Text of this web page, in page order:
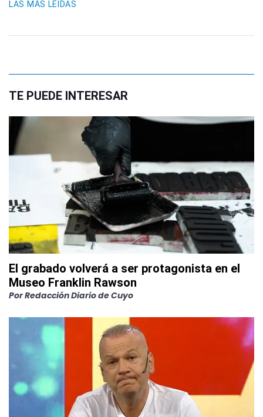
LAS MÁS LEIDAS
TE PUEDE INTERESAR
El grabado volverá a ser protagonista en el
Museo Franklin Rawson
PorRedacción Diario de Cuyo